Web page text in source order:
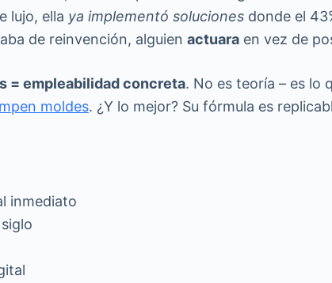
lujo, ella ya implementó soluciones donde el
de reinvención, alguien actuara en vez de
= empleabilidad concreta. No es teoría – es lo
moldes. ¿Y lo mejor? Su fórmula es
inmediato